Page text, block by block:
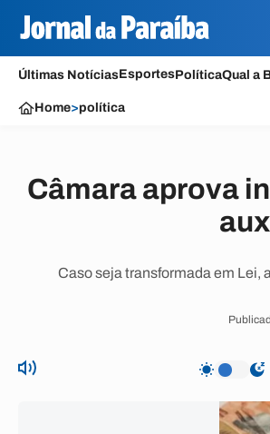
Últimas NotíciasEsportesPolíticaQual a
Home>política
Câmara aprova
Caso seja transformada em Lei,